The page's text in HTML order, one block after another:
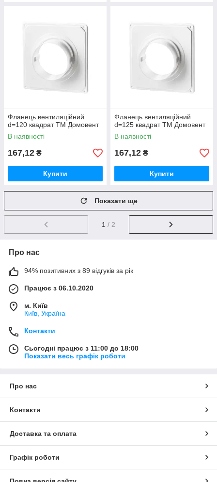
Фланець вентиляційний
d=120 квадрат ТМ Домовент
В наявності
167,12 ₴
Купити
Фланець вентиляційний
d=125 квадрат ТМ Домовент
В наявності
167,12 ₴
Купити
Показати ще
1 / 2
Про нас
94% позитивних з 89 відгуків за рік
Працює з 06.10.2020
м. Київ
Київ, Україна
Контакти
Сьогодні працює з 11:00 до 18:00
Показати весь графік роботи
Про нас
Контакти
Доставка та оплата
Графік роботи